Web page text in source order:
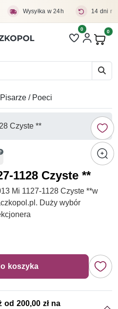
Wysyłka w 24h 14 dni
Liczba pozycji
0 0
Pisarze / Poeci
1128 Czyste **
Mi 1127-1128 Czyste **w
Duży wybór
koszyka
200,00 zł na